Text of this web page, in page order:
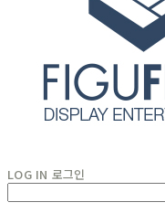
LOG IN 로그인